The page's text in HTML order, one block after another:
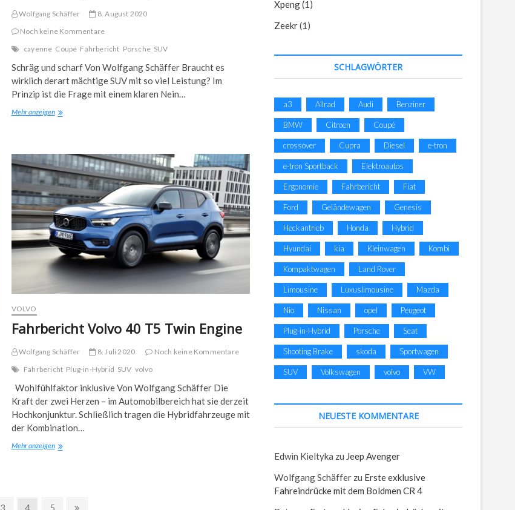
Wolfgang Schäffer
8. August 2020
Noch keine Kommentare
cayenne Coupé Fahrbericht Porsche SUV
Schräg und scharf Von Wolfgang Schäffer Braucht es
wirklich derart mächtige SUV mit so viel Leistung? Im
Prinzip ist die Frage mit einem klaren Nein…
Mehr anzeigenPorsche
VOLVO
Fahrbericht Volvo 40 T5 Twin Engine
Wolfgang Schäffer 8. Juli 2020
Noch keine Kommentare
Fahrbericht Plug-in-Hybrid SUV volvo
Wohlfühlfaktor inklusive Von Wolfgang Schäffer Die
Kraft der zwei Herzen – im Automobilbereich hat sie derzeit
Hochkonjunktur. Schließlich tragen die Hybridfahrzeuge mit
der Kombination…
Mehr anzeigenFahrbericht
Page
3 Page
4 Page
5
Xpeng(1)
Zeekr(1)
SCHLAGWÖRTER
a3 Allrad Audi Benziner
BMW Citroen Coupé
crossover Cupra Diesel e-tron
e-tron Sportback Elektroautos
Ergonomie Fahrbericht Fiat
Ford Geländewagen Genesis
Heckantrieb Honda Hybrid
Hyundai kia Kleinwagen Kombi
Kompaktwagen Land Rover
Limousine Luxuslimousine Mazda
Nio Nissan opel Peugeot
Plug-in-Hybrid Porsche Seat
Shooting Brake skoda Sportwagen
SUV Volkswagen volvo VW
NEUESTE KOMMENTARE
Edwin Kieltyka zu Jeep Avenger
Wolfgang Schäffer zu Erste exklusive
Fahreindrücke mit dem Boldmen CR 4